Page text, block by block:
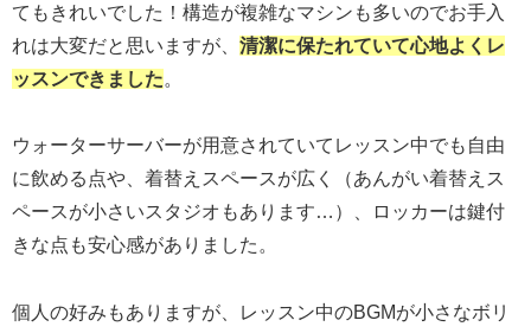
てもきれいでした！構造が複雑なマシンも多いのでお手入
れは大変だと思いますが、 清潔に保たれていて心地よくレ
ッスンできました。
ウォーターサーバーが用意されていてレッスン中でも自由
に飲める点や、着替えスペースが広く（あんがい着替えス
ペースが小さいスタジオもあります…）、ロッカーは鍵付
きな点も安心感がありました。
個人の好みもありますが、レッスン中のBGMが小さなボリ